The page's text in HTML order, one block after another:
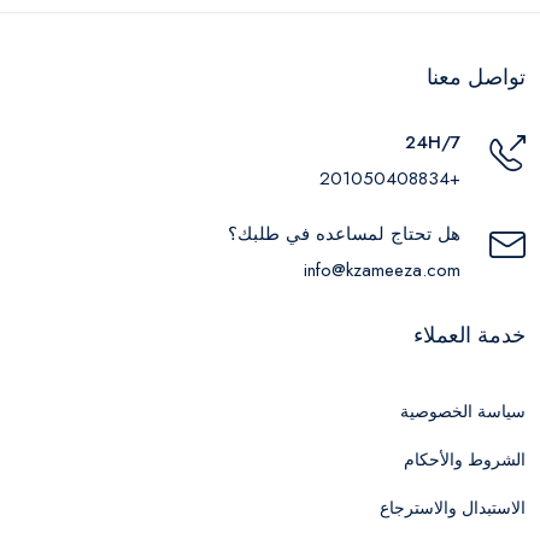
تواصل معنا
24H/7
+201050408834
هل تحتاج لمساعده في طلبك؟
info@kzameeza.com
خدمة العملاء
سياسة الخصوصية
الشروط والأحكام
الاستبدال والاسترجاع